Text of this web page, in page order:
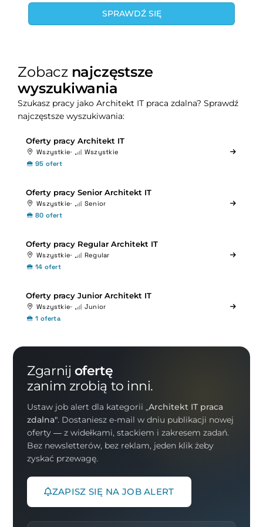
SPRAWDŹ SIĘ
Zobacz najczęstsze
wyszukiwania
Szukasz pracy jako Architekt IT praca zdalna? Sprawdź
najczęstsze wyszukiwania:
Oferty pracy Architekt IT
Wszystkie
Wszystkie
95 ofert
Oferty pracy Senior Architekt IT
Wszystkie
Senior
80 ofert
Oferty pracy Regular Architekt IT
Wszystkie
Regular
14 ofert
Oferty pracy Junior Architekt IT
Wszystkie
Junior
1 oferta
Zgarnij ofertę
zanim zrobią to inni.
Ustaw job alert dla kategorii„Architekt IT praca
zdalna". Dostaniesz e-mail w dniu publikacji nowej
oferty — z widełkami, stackiem i zakresem zadań.
Bez newsletterów, bez reklam, jeden klik żeby
zyskać przewagę.
ZAPISZ SIĘ NA JOB ALERT